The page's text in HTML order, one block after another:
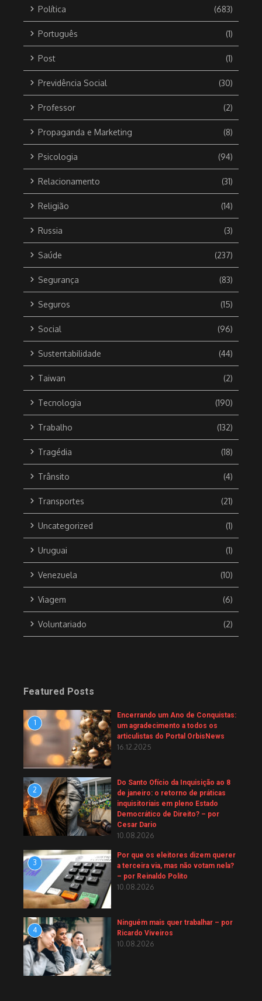
Política (683)
Português (1)
Post (1)
Previdência Social (30)
Professor (2)
Propaganda e Marketing (8)
Psicologia (94)
Relacionamento (31)
Religião (14)
Russia (3)
Saúde (237)
Segurança (83)
Seguros (15)
Social (96)
Sustentabilidade (44)
Taiwan (2)
Tecnologia (190)
Trabalho (132)
Tragédia (18)
Trânsito (4)
Transportes (21)
Uncategorized (1)
Uruguai (1)
Venezuela (10)
Viagem (6)
Voluntariado (2)
Featured Posts
1
Encerrando um Ano de Conquistas:
um agradecimento a todos os
articulistas do Portal OrbisNews
16.12.2025
2
Do Santo Ofício da Inquisição ao 8
de janeiro: o retorno de práticas
inquisitoriais em pleno Estado
Democrático de Direito? – por
Cesar Dario
10.08.2026
3
Por que os eleitores dizem querer
a terceira via, mas não votam nela?
– por Reinaldo Polito
10.08.2026
4
Ninguém mais quer trabalhar – por
Ricardo Viveiros
10.08.2026